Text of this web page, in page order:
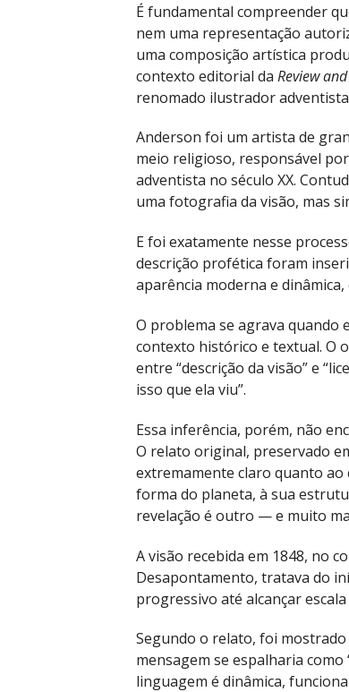
É fundamental compreender
nem uma representação
uma composição artística
contexto editorial da Review
renomado ilustrador adventista
Anderson foi um artista de
meio religioso, responsável
adventista no século XX.
uma fotografia da visão, mas
E foi exatamente nesse
descrição profética foram
aparência moderna e
O problema se agrava quando
contexto histórico e textual. O
entre “descrição da visão” e
isso que ela viu”.
Essa inferência, porém, não
O relato original, preservado
extremamente claro quanto ao
forma do planeta, à sua
revelação é outro — e muito
A visão recebida em 1848, no
Desapontamento, tratava do
progressivo até alcançar
Segundo o relato, foi mostrado
mensagem se espalharia como
linguagem é dinâmica,